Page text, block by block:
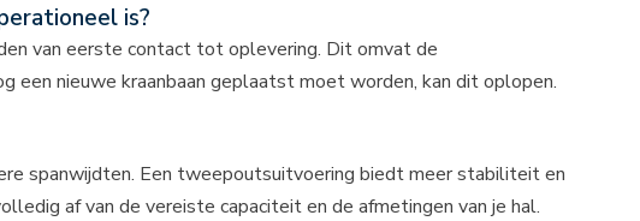
is?
van eerste contact tot oplevering. Dit omvat de
een nieuwe kraanbaan geplaatst moet worden, kan dit oplopen.
spanwijdten. Een tweepoutsuitvoering biedt meer stabiliteit en
af van de vereiste capaciteit en de afmetingen van je hal.